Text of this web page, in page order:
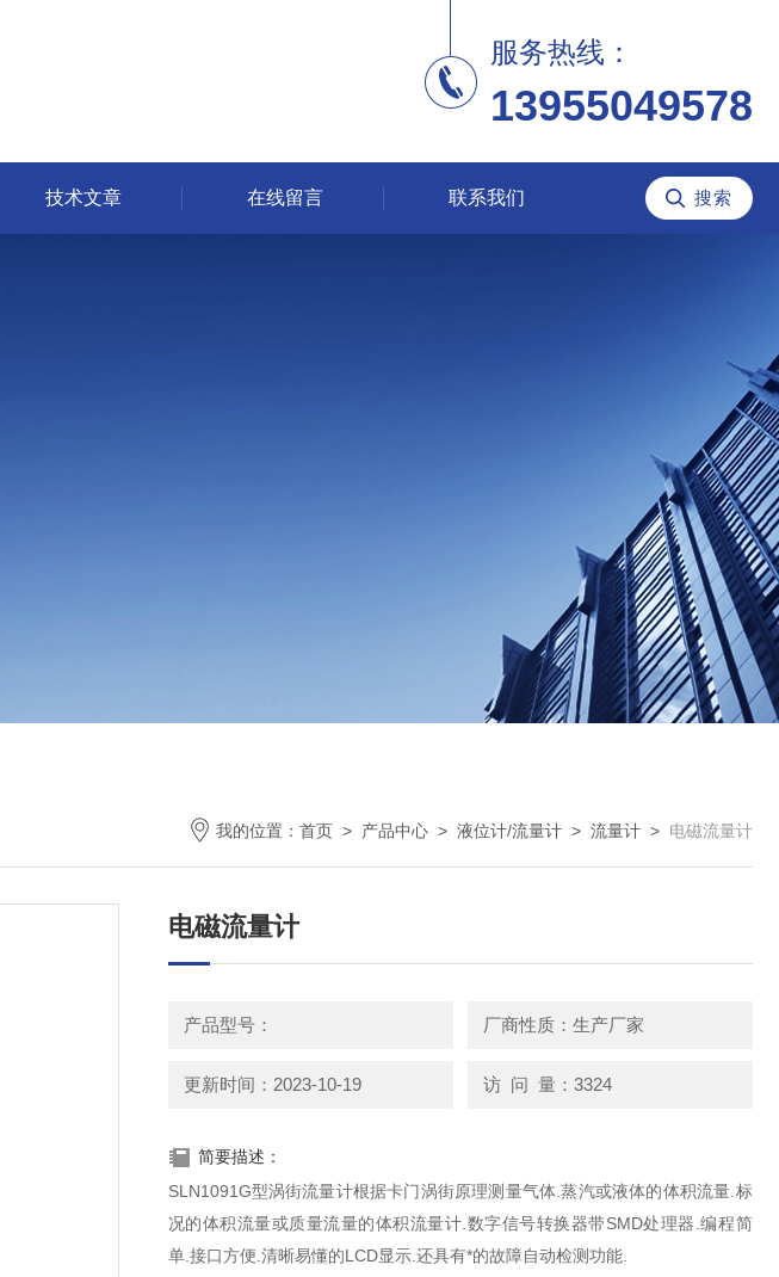
服务热线：
13955049578
技术文章 在线留言 联系我们
我的位置： 首页 > 产品中心 > 液位计/流量计 > 流量计 > 电磁流量计
电磁流量计
产品型号： 厂商性质：生产厂家
更新时间：2023-10-19 访 问 量：3324
简要描述：
SLN1091G型涡街流量计根据卡门涡街原理测量气体.蒸汽或液体的体积流量.标
况的体积流量或质量流量的体积流量计.数字信号转换器带SMD处理器.编程简
单.接口方便.清晰易懂的LCD显示.还具有*的故障自动检测功能.